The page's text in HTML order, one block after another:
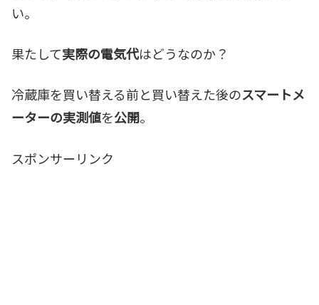
い。
果たして実際の電気代はどうなのか？
冷蔵庫を買い替える前と買い替えた後のスマートメ
ーターの実測値を公開。
スポンサーリンク